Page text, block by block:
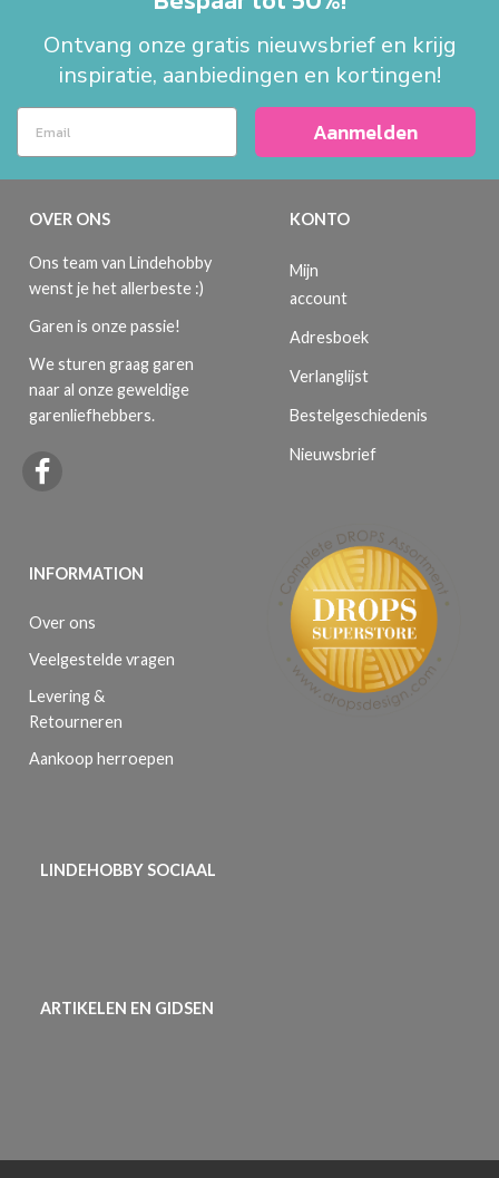
Ontvang onze gratis nieuwsbrief en krijg
inspiratie, aanbiedingen en kortingen!
Aanmelden
OVER ONS
Ons team van Lindehobby
wenst je het allerbeste :)
Garen is onze passie!
We sturen graag garen
naar al onze geweldige
garenliefhebbers.
INFORMATION
Over ons
Veelgestelde vragen
Levering &
Retourneren
Aankoop herroepen
KONTO
Mijn
account
Adresboek
Verlanglijst
Bestelgeschiedenis
Nieuwsbrief
LINDEHOBBY SOCIAAL
ARTIKELEN EN GIDSEN